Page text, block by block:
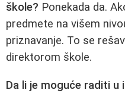
škole? Ponekada da.
predmete na višem
priznavanje. To se
direktorom škole.
Da li je moguće raditi